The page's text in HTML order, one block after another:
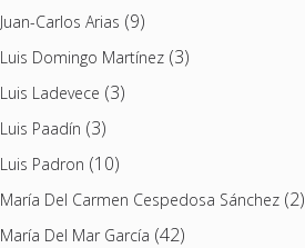
Juan-Carlos Arias (9)
Luis Domingo Martínez(3)
Luis Ladevece (3)
Luis Paadín (3)
Luis Padron (10)
María Del Carmen Cespedosa Sánchez(2)
María Del Mar García (42)